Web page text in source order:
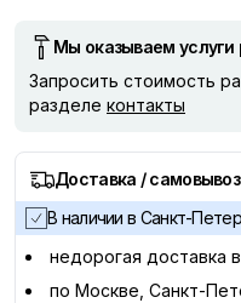
Мы оказываем услуги
Запросить стоимость
разделе контакты
Доставка / самовывоз
В наличии в Санкт-
недорогая доставка в
по Москве, Санкт-